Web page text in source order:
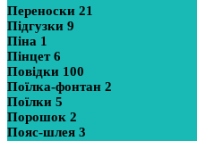
Переноски 21
Підгузки 9
Піна 1
Пінцет6
Повідки 100
Поїлка-фонтан 2
Поїлки 5
Порошок 2
Пояс-шлея 3